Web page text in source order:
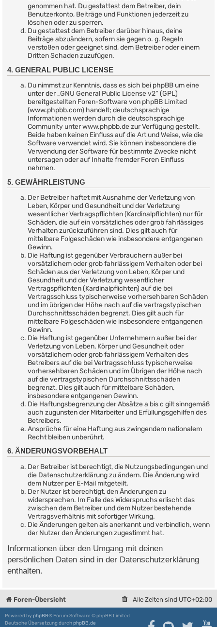
genommen hat. Du gestattest dem Betreiber, dein
Benutzerkonto, Beiträge und Funktionen jederzeit zu
löschen oder zu sperren.
Du gestattest dem Betreiber darüber hinaus, deine
Beiträge abzuändern, sofern sie gegen o. g. Regeln
verstoßen oder geeignet sind, dem Betreiber oder einem
Dritten Schaden zuzufügen.
4. GENERAL PUBLIC LICENSE
Du nimmst zur Kenntnis, dass es sich bei phpBB um eine
unter der „GNU General Public License v2“ (GPL)
bereitgestellten Foren-Software von phpBB Limited
(www.phpbb.com) handelt; deutschsprachige
Informationen werden durch die deutschsprachige
Community unter www.phpbb.de zur Verfügung gestellt.
Beide haben keinen Einfluss auf die Art und Weise, wie die
Software verwendet wird. Sie können insbesondere die
Verwendung der Software für bestimmte Zwecke nicht
untersagen oder auf Inhalte fremder Foren Einfluss
nehmen.
5. GEWÄHRLEISTUNG
Der Betreiber haftet mit Ausnahme der Verletzung von
Leben, Körper und Gesundheit und der Verletzung
wesentlicher Vertragspflichten (Kardinalpflichten) nur für
Schäden, die auf ein vorsätzliches oder grob fahrlässiges
Verhalten zurückzuführen sind. Dies gilt auch für
mittelbare Folgeschäden wie insbesondere entgangenen
Gewinn.
Die Haftung ist gegenüber Verbrauchern außer bei
vorsätzlichem oder grob fahrlässigem Verhalten oder bei
Schäden aus der Verletzung von Leben, Körper und
Gesundheit und der Verletzung wesentlicher
Vertragspflichten (Kardinalpflichten) auf die bei
Vertragsschluss typischerweise vorhersehbaren Schäden
und im übrigen der Höhe nach auf die vertragstypischen
Durchschnittsschäden begrenzt. Dies gilt auch für
mittelbare Folgeschäden wie insbesondere entgangenen
Gewinn.
Die Haftung ist gegenüber Unternehmern außer bei der
Verletzung von Leben, Körper und Gesundheit oder
vorsätzlichem oder grob fahrlässigem Verhalten des
Betreibers auf die bei Vertragsschluss typischerweise
vorhersehbaren Schäden und im Übrigen der Höhe nach
auf die vertragstypischen Durchschnittsschäden
begrenzt. Dies gilt auch für mittelbare Schäden,
insbesondere entgangenen Gewinn.
Die Haftungsbegrenzung der Absätze a bis c gilt sinngemäß
auch zugunsten der Mitarbeiter und Erfüllungsgehilfen des
Betreibers.
Ansprüche für eine Haftung aus zwingendem nationalem
Recht bleiben unberührt.
6. ÄNDERUNGSVORBEHALT
Der Betreiber ist berechtigt, die Nutzungsbedingungen und
die Datenschutzerklärung zu ändern. Die Änderung wird
dem Nutzer per E-Mail mitgeteilt.
Der Nutzer ist berechtigt, den Änderungen zu
widersprechen. Im Falle des Widerspruchs erlischt das
zwischen dem Betreiber und dem Nutzer bestehende
Vertragsverhältnis mit sofortiger Wirkung.
Die Änderungen gelten als anerkannt und verbindlich, wenn
der Nutzer den Änderungen zugestimmt hat.
Informationen über den Umgang mit deinen
persönlichen Daten sind in der Datenschutzerklärung
enthalten.
Foren-Übersicht Alle Zeiten sind UTC+02:00
Powered by phpBB® Forum Software © phpBB Limited
Deutsche Übersetzung durchphpBB.de